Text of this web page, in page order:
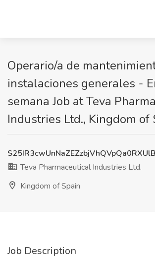
Operario/a de
instalaciones generales -
semana Job at Teva
Industries Ltd., Kingdom of
Teva Pharmaceutical Industries Ltd.
Kingdom of Spain
Job Description